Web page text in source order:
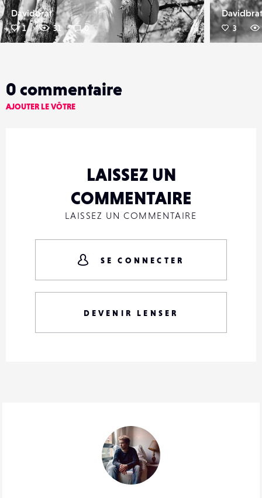
Davidbrat
1 31 0
Davidbrat
3
0 commentaire
AJOUTER LE VÔTRE
LAISSEZ UN
COMMENTAIRE
LAISSEZ UN COMMENTAIRE
SE CONNECTER
DEVENIR LENSER